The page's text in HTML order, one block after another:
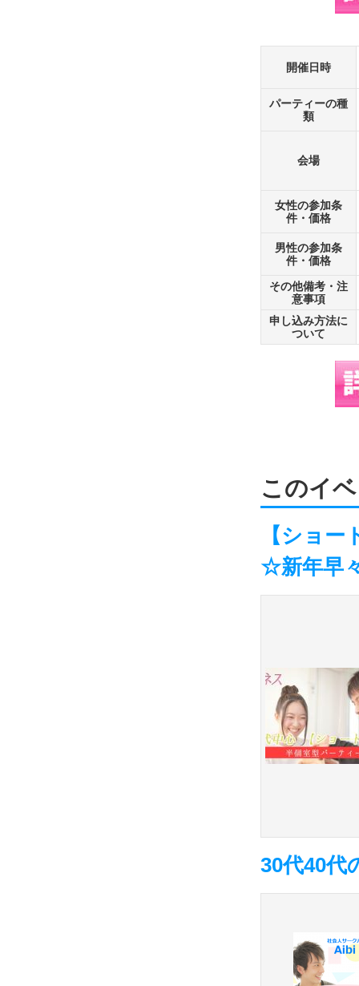
開催日時
パーティーの種
類
会場
女性の参加条
件・価格
男性の参加条
件・価格
その他備考・注
意事項
申し込み方法に
ついて
このイ
【ショ
☆新年早
30代40代